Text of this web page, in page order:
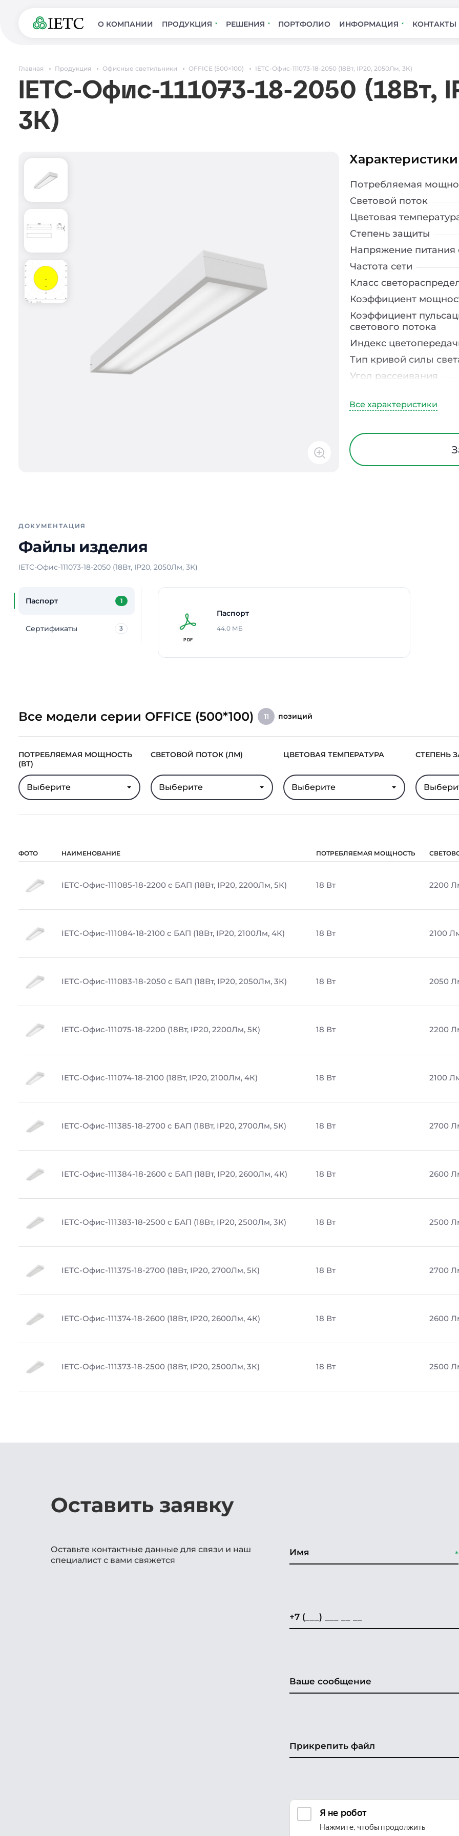
О КОМПАНИИ ПРОДУКЦИЯ РЕШЕНИЯ ПОРТФОЛИО ИНФОРМАЦИЯ КОНТАКТЫ
Главная Продукция Офисные светильники OFFICE (500×100) IETC-Офис-111073-18-2050 (18Вт, IP20, 2050Лм, 3К)
IETC-Офис-111073-18-2050 (18Вт,
3К)
Характеристики
Потребляемая
Световой поток
Цветовая
Степень защиты
Напряжение питания
Частота сети
Класс
Коэффициент
Коэффициент
светового потока
Индекс
Тип кривой силы
Угол рассеивания
Тип рассеивателя
Блок аварийного
Время работы в
режиме
ДОКУМЕНТАЦИЯ
Файлы изделия
IETC-Офис-111073-18-2050 (18Вт, IP20, 2050Лм, 3К)
Паспорт 1
Сертификаты 3
Паспорт
44.0 МБ
Все модели серии OFFICE (500*100) 11 позиций
ПОТРЕБЛЯЕМАЯ МОЩНОСТЬ
(ВТ)
Выберите
СВЕТОВОЙ ПОТОК (ЛМ)
Выберите
ЦВЕТОВАЯ ТЕМПЕРАТУРА
Выберите
СТЕПЕНЬ
ФОТО НАИМЕНОВАНИЕ ПОТРЕБЛЯЕМАЯ МОЩНОСТЬ
IETC-Офис-111085-18-2200 с БАП (18Вт, IP20, 2200Лм, 5К) 18 Вт 2200
IETC-Офис-111084-18-2100 с БАП (18Вт, IP20, 2100Лм, 4К) 18 Вт 2100
IETC-Офис-111083-18-2050 с БАП (18Вт, IP20, 2050Лм, 3К) 18 Вт 2050
IETC-Офис-111075-18-2200 (18Вт, IP20, 2200Лм, 5К) 18 Вт 2200
IETC-Офис-111074-18-2100 (18Вт, IP20, 2100Лм, 4К) 18 Вт 2100
IETC-Офис-111385-18-2700 с БАП (18Вт, IP20, 2700Лм, 5К) 18 Вт 2700
IETC-Офис-111384-18-2600 с БАП (18Вт, IP20, 2600Лм, 4К) 18 Вт 2600
IETC-Офис-111383-18-2500 с БАП (18Вт, IP20, 2500Лм, 3К) 18 Вт 2500
IETC-Офис-111375-18-2700 (18Вт, IP20, 2700Лм, 5К) 18 Вт 2700
IETC-Офис-111374-18-2600 (18Вт, IP20, 2600Лм, 4К) 18 Вт 2600
IETC-Офис-111373-18-2500 (18Вт, IP20, 2500Лм, 3К) 18 Вт 2500
Оставить заявку
Оставьте контактные данные для связи и наш
специалист с вами свяжется
Прикрепить файл